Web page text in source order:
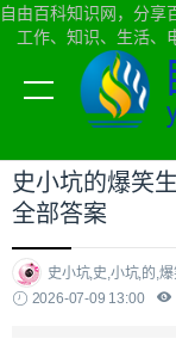
自由百科知识网，分享
工作、知识、生活、
当前位置：自由百科
史小坑的爆笑
全部答案
史小坑,史,小坑,的,
2026-07-09 13:00